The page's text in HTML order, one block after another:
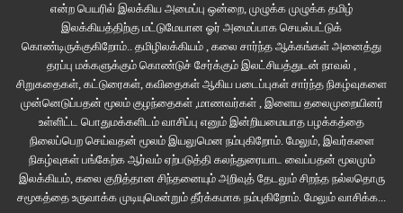
பகுதியேனும் கதை, திரைக்கதை, வசனம் இவற்றிற்கு கொடுக்கப்பட வேண்டும்.
கதையை தாளில் கொண்டு வந்துவிட்டாலே படப்பிடிப்பில் 90% முடிந்துவிட்டதாக
ஹாலிவுட் தங்கள் கதைக்கான முழு அர்பணிப்பையும் பழக்கப்படுத்திக்
கொள்கின்றது . அந்த அளவு இல்லை என்றாலும் பெரிய நடிகர்களும், PAN INDIA
அளவிலான திட்டமிடலும் மட்டுமே படத்தை வெற்றிப் படமாக்குவதில்லை/
கதைதான் திரைப்படத்தின் நாயகன், திரைக்கதையும், வசனமும் அதனை
உயிர்ப்பிக்கும் கலை என்பதை அவ்வபோது இப்படியான திரைபடங்கள் நிரூபித்துக்
கொண்டிருக்கின்றன. இது துவக்கம் தான், எல்லா பிரச்சனைகளையும் களைந்து
பார்ட் 2வில் வெற்றியுடன் சந்திக்கலாம். வாழ்த்துகள் குழு.
என்ற பெயரில் இலக்கிய அமைப்பு ஒன்றை, முழுக்க முழுக்க தமிழ்
இலக்கியத்திற்கு மட்டுமேயான ஓர் அமைப்பாக செயல்பட்டுக்
கொண்டிருக்குகிறோம்.. தமிழிலக்கியம் , கலை சார்ந்த ஆக்கங்கள் அனைத்து
தரப்பு மக்களுக்கும் கொண்டுச் சேர்க்கும் இலட்சியத்துடன் நாவல் ,
சிறுகதைகள், கட்டுரைகள், கவிதைகள் ஆகிய படைப்புகள் சார்ந்த நிகழ்வுகளை
முன்னெடுப்பதன் மூலம் குழந்தைகள் ,மாணவர்கள் , இளைய தலைமுறையினர்
உள்ளிட்ட பொதுமக்களிடம் வாசிப்பு எனும் இன்றியமையாத பழக்கத்தை
நிலைப்பெற செய்வதன் மூலம் இயலுமென நம்புகிறோம். மேலும், இவர்களை
நிகழ்வுகள் பங்கேற்க ஆர்வம் ஏற்படுத்தி கலந்துரையாட வைப்பதன் மூலமும்
இலக்கியம், கலை குறித்தான சிந்தனையும் அறிவுத் தேடலும் சிறந்த நல்லதொரு
சமூகத்தை உருவாக்க முடியுமென்றும் தீர்க்கமாக நம்புகிறோம். மேலும் வாசிக்க...